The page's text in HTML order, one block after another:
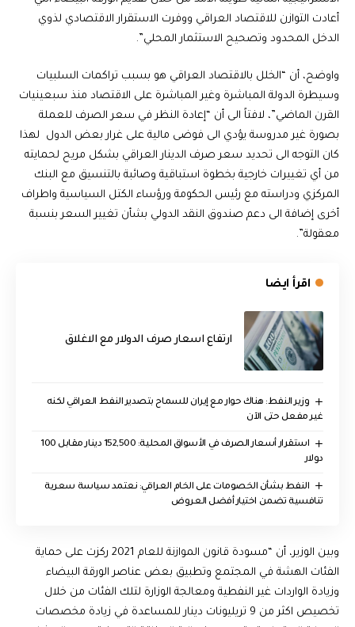
أعادت التوازن للاقتصاد العراقي ووفرت الاستقرار الاقتصادي لذوي
الدخل المحدود وتصحيح الاستثمار المحلي”.
واوضح، أن “الخلل بالاقتصاد العراقي هو بسبب تراكمات السلبيات
وسيطرة الدولة المباشرة وغير المباشرة على الاقتصاد منذ سبعينيات
القرن الماضي”، لافتاً الى أن “إعادة النظر في سعر الصرف للعملة
بصورة غير مدروسة يؤدي الى فوضى مالية على غرار بعض الدول لهذا
كان التوجه الى تحديد سعر صرف الدينار العراقي بشكل مريح لحمايته
من أي تغييرات خارجية بخطوة استباقية وصائبة بالتنسيق مع البنك
المركزي ودراسته مع رئيس الحكومة ورؤساء الكتل السياسية واطراف
أخرى إضافة الى دعم صندوق النقد الدولي بشأن تغيير السعر بنسبة
معقولة”.
اقرأ ايضا
ارتفاع اسعار صرف الدولار مع الاغلاق
وزير النفط: هناك حوار مع إيران للسماح بتصدير النفط العراقي لكنه
غير مفعل حتى الآن
استقرار أسعار الصرف في الأسواق المحلية: 152,500 دينار مقابل 100
دولار
النفط بشأن الخصومات على الخام العراقي: نعتمد سياسة سعرية
تنافسية تضمن اختيار أفضل العروض
وبين الوزير، أن “مسودة قانون الموازنة للعام 2021 ركزت على حماية
الفئات الهشة في المجتمع وتطبيق بعض عناصر الورقة البيضاء
وزيادة الواردات غير النفطية ومعالجة الوزارة لتلك الفئات من خلال
تخصيص اكثر من 9 تريليونات دينار للمساعدة في زيادة مخصصات